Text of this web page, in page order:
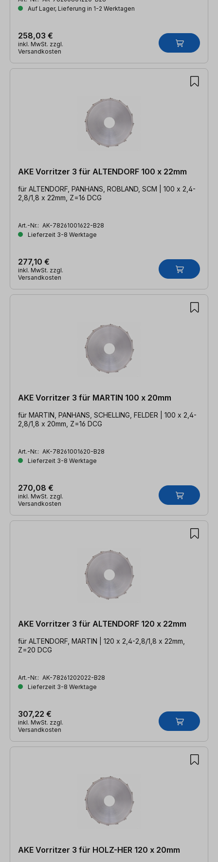
Auf Lager, Lieferung in 1-2 Werktagen
258,03 €
inkl. MwSt. zzgl.
Versandkosten
AKE Vorritzer 3 für ALTENDORF 100 x 22mm
für ALTENDORF, PANHANS, ROBLAND, SCM | 100 x 2,4-
2,8/1,8 x 22mm, Z=16 DCG
Art.-Nr.: AK-78261001622-B28
Lieferzeit 3-8 Werktage
277,10 €
inkl. MwSt. zzgl.
Versandkosten
AKE Vorritzer 3 für MARTIN 100 x 20mm
für MARTIN, PANHANS, SCHELLING, FELDER | 100 x 2,4-
2,8/1,8 x 20mm, Z=16 DCG
Art.-Nr.: AK-78261001620-B28
Lieferzeit 3-8 Werktage
270,08 €
inkl. MwSt. zzgl.
Versandkosten
AKE Vorritzer 3 für ALTENDORF 120 x 22mm
für ALTENDORF, MARTIN | 120 x 2,4-2,8/1,8 x 22mm,
Z=20 DCG
Art.-Nr.: AK-78261202022-B28
Lieferzeit 3-8 Werktage
307,22 €
inkl. MwSt. zzgl.
Versandkosten
AKE Vorritzer 3 für HOLZ-HER 120 x 20mm